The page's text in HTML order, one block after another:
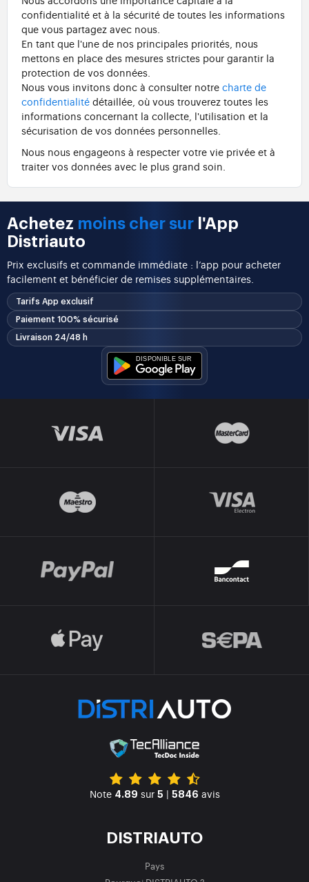
confidentialité et à la sécurité de toutes les informations
que vous partagez avec nous.
En tant que l'une de nos principales priorités, nous
mettons en place des mesures strictes pour garantir la
protection de vos données.
Nous vous invitons donc à consulter notre charte de
confidentialité détaillée, où vous trouverez toutes les
informations concernant la collecte, l'utilisation et la
sécurisation de vos données personnelles.
Nous nous engageons à respecter votre vie privée et à
traiter vos données avec le plus grand soin.
Achetez moins cher sur l'App
Distriauto
Prix exclusifs et commande immédiate : l’app pour acheter
facilement et bénéficier de remises supplémentaires.
Tarifs App exclusif
Paiement 100% sécurisé
Livraison 24/48 h
Note 4.89 sur 5 | 5846 avis
DISTRIAUTO
Pays